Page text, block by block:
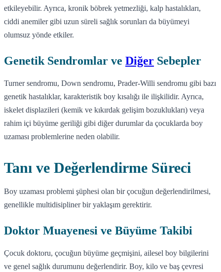
etkileyebilir. Ayrıca, kronik böbrek yetmezliği, kalp hastalıkları,
ciddi anemiler gibi uzun süreli sağlık sorunları da büyümeyi
olumsuz yönde etkiler.
Genetik Sendromlar ve Diğer Sebepler
Turner sendromu, Down sendromu, Prader-Willi sendromu gibi bazı
genetik hastalıklar, karakteristik boy kısalığı ile ilişkilidir. Ayrıca,
iskelet displazileri (kemik ve kıkırdak gelişim bozuklukları) veya
rahim içi büyüme geriliği gibi diğer durumlar da çocuklarda boy
uzaması problemlerine neden olabilir.
Tanı ve Değerlendirme Süreci
Boy uzaması problemi şüphesi olan bir çocuğun değerlendirilmesi,
genellikle multidisipliner bir yaklaşım gerektirir.
Doktor Muayenesi ve Büyüme Takibi
Çocuk doktoru, çocuğun büyüme geçmişini, ailesel boy bilgilerini
ve genel sağlık durumunu değerlendirir. Boy, kilo ve baş çevresi